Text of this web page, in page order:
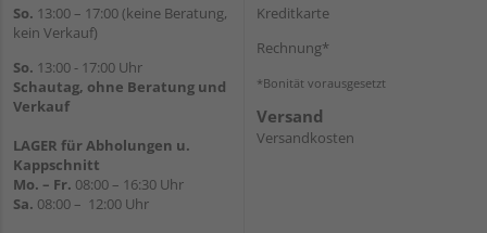
So. 13:00 – 17:00 (keine Beratung,
kein Verkauf)
So. 13:00 - 17:00 Uhr
Schautag, ohne Beratung und
Verkauf
LAGER für Abholungen u.
Kappschnitt
Mo. – Fr. 08:00 – 16:30 Uhr
Sa. 08:00 – 12:00 Uhr
Kreditkarte
Rechnung*
*Bonität vorausgesetzt
Versand
Versandkosten